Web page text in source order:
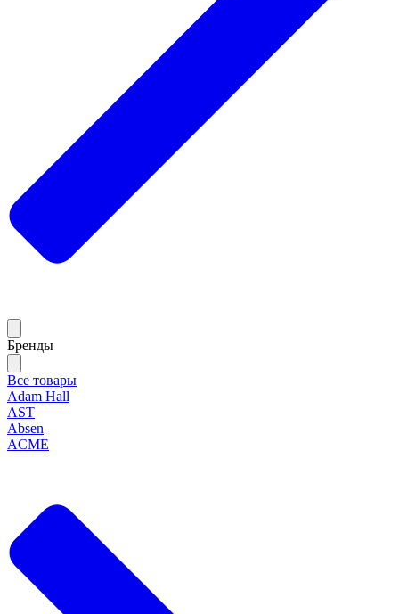
Бренды
Все товары
Adam Hall
AST
Absen
ACME